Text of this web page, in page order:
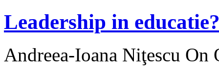
Leadership in
Andreea-Ioana Niţescu On